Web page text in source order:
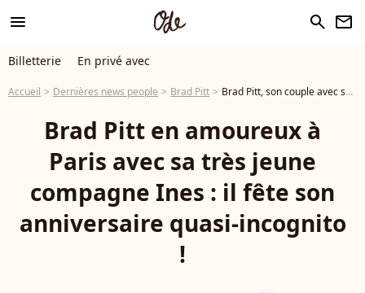
menu search newsletter
Billetterie En privé avec
Accueil Dernières news people Brad Pitt Brad Pitt, son couple avec sa jeune compagne Ines : à Paris pour son anniversaire
Brad Pitt en amoureux à
Paris avec sa très jeune
compagne Ines : il fête son
anniversaire quasi-incognito
!